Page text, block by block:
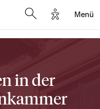
Options
Menü
in der